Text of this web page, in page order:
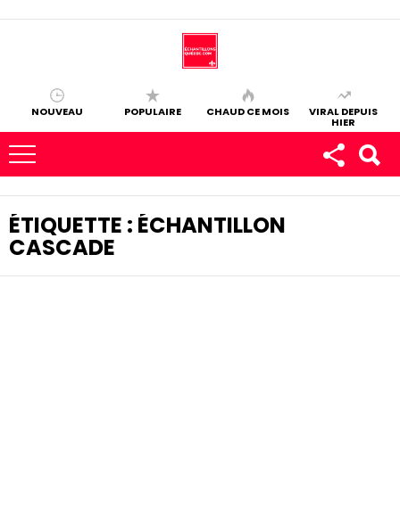
NOUVEAU POPULAIRE CHAUD CE MOIS VIRAL DEPUIS
HIER
ÉTIQUETTE : ÉCHANTILLON
CASCADE